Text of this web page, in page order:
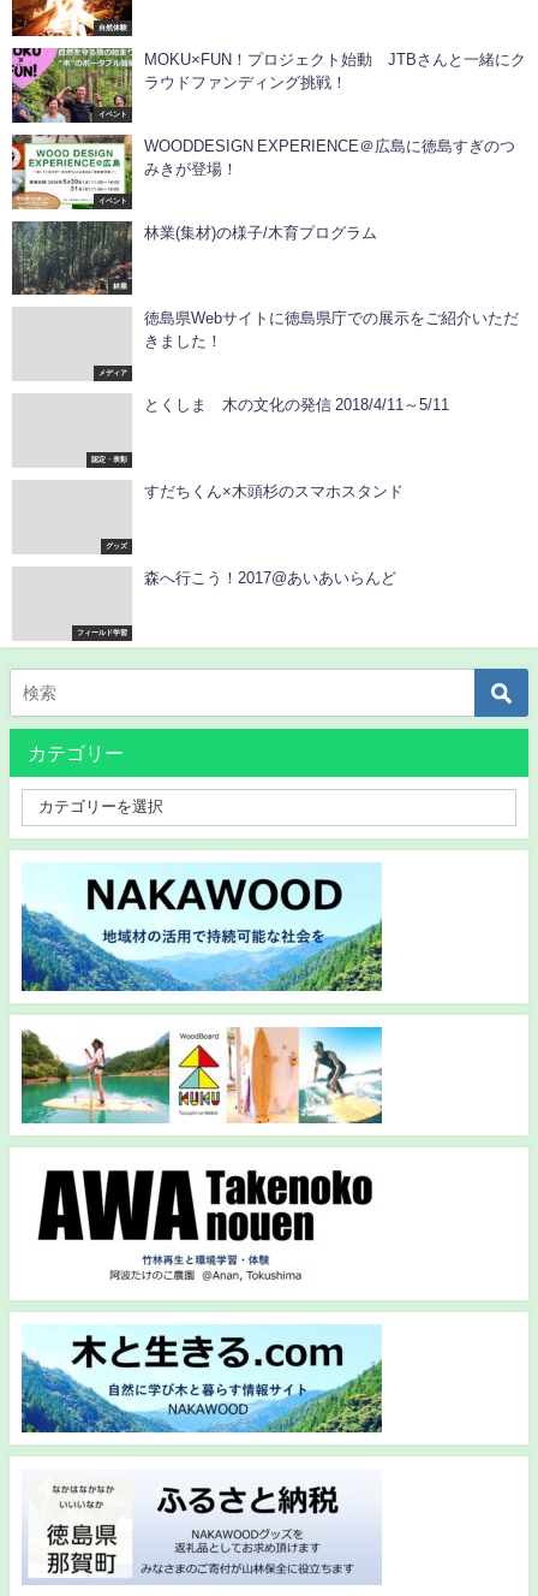
自然体験
イベント
MOKU×FUN！プロジェクト始動 JTBさんと一緒にク
ラウドファンディング挑戦！
イベント
WOODDESIGN EXPERIENCE＠広島に徳島すぎのつ
みきが登場！
林業
林業(集材)の様子/木育プログラム
メディア
徳島県Webサイトに徳島県庁での展示をご紹介いただ
きました！
認定・表彰
とくしま 木の文化の発信 2018/4/11～5/11
グッズ
すだちくん×木頭杉のスマホスタンド
フィールド学習
森へ行こう！2017@あいあいらんど
カテゴリー